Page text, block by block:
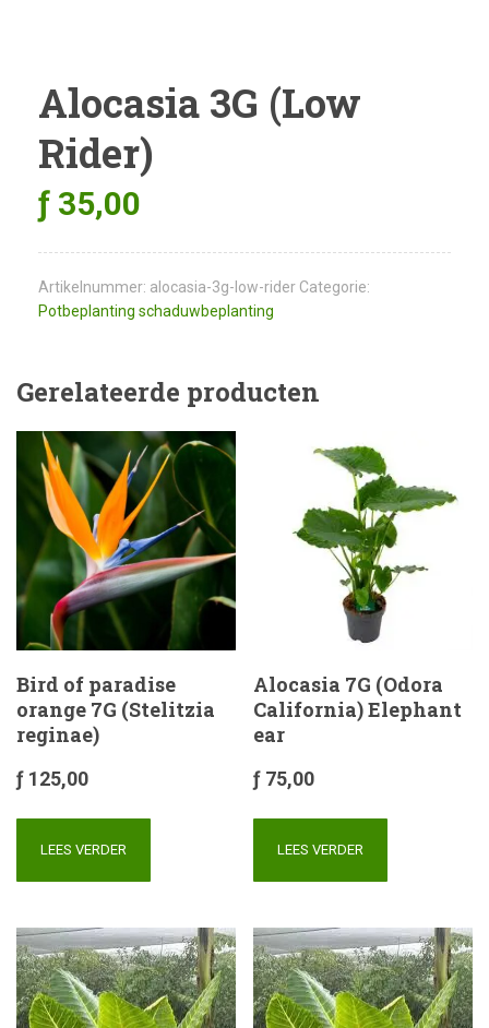
Alocasia 3G (Low
Rider)
ƒ 35,00
Artikelnummer: alocasia-3g-low-rider Categorie:
Potbeplanting schaduwbeplanting
Gerelateerde producten
Bird of paradise
orange 7G (Stelitzia
reginae)
ƒ 125,00
LEES VERDER
Alocasia 7G (Odora
California) Elephant
ear
ƒ 75,00
LEES VERDER